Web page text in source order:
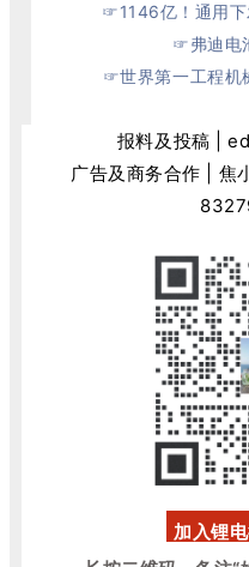
☞1146亿！通用下
☞弗迪电
☞世界第一工程机
报料及投稿 |
广告及商务合作 | 焦
加入锂